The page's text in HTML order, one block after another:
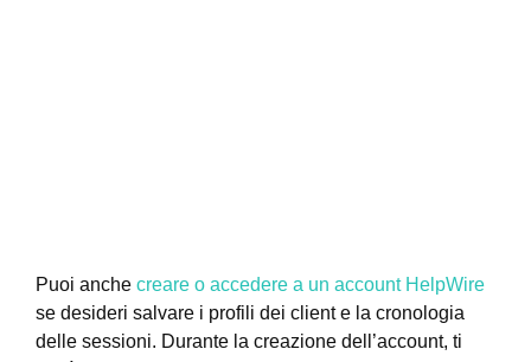
Puoi anche creare o accedere a un account HelpWire
se desideri salvare i profili dei client e la cronologia
delle sessioni. Durante la creazione dell’account, ti